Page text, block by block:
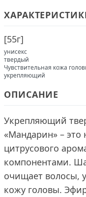
[55г]
унисекс
твердый
Чувствительная кожа
укрепляющий
ОПИСАНИЕ
Укрепляющий
«Мандарин» – это
цитрусового
компонентами.
очищает волосы,
кожу головы.